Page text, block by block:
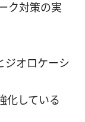
ク対策の実
ジオロケーシ
化している